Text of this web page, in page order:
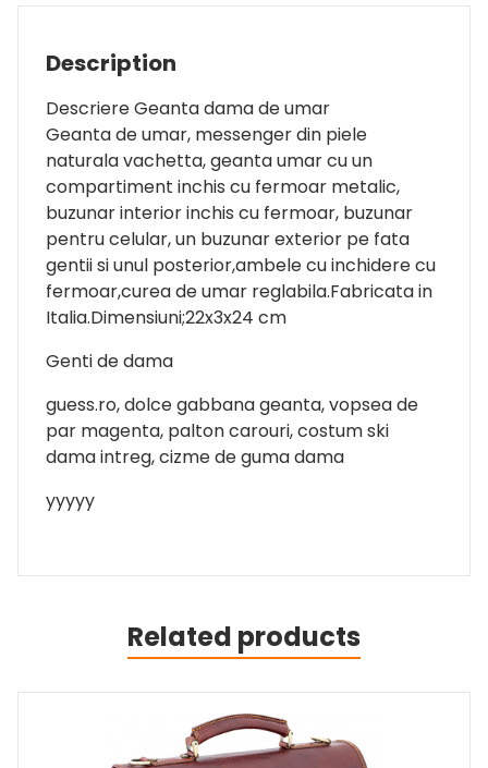
Description
Descriere Geanta dama de umar
Geanta de umar, messenger din piele
naturala vachetta, geanta umar cu un
compartiment inchis cu fermoar metalic,
buzunar interior inchis cu fermoar, buzunar
pentru celular, un buzunar exterior pe fata
gentii si unul posterior,ambele cu inchidere cu
fermoar,curea de umar reglabila.Fabricata in
Italia.Dimensiuni;22x3x24 cm
Genti de dama
guess.ro, dolce gabbana geanta, vopsea de
par magenta, palton carouri, costum ski
dama intreg, cizme de guma dama
yyyyy
Related products